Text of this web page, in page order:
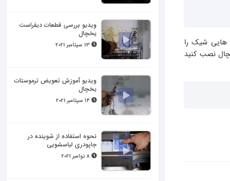
هایی شیک را
نصب کنید
ویدیو بررسی قطعات دیفراست
یخچال
ویدیو آموزش تعویض ترموستات
یخچال
نحوه استفاده از شوینده در
جاپودری لباسشویی